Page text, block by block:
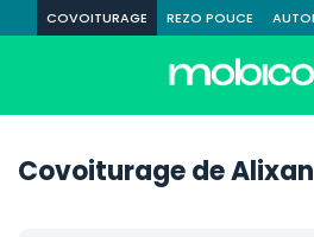
COVOITURAGE REZO POUCE
Covoiturage de